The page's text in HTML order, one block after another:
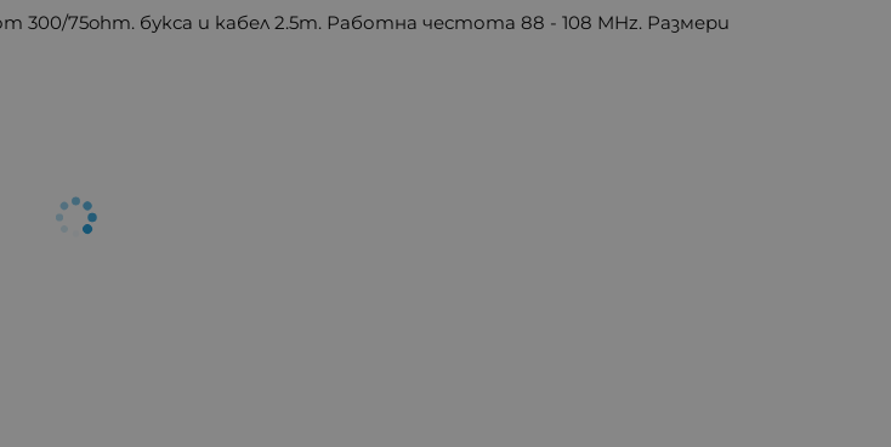
300/75ohm. букса и кабел 2.5m. Работна честота 88 - 108 MHz. Размери